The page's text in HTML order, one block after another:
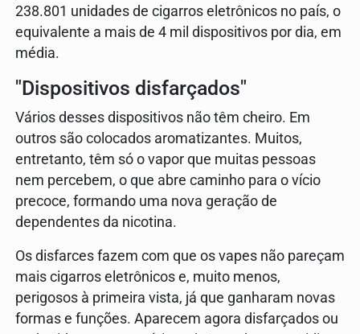
238.801 unidades de cigarros eletrônicos no país, o
equivalente a mais de 4 mil dispositivos por dia, em
média.
"Dispositivos disfarçados"
Vários desses dispositivos não têm cheiro. Em
outros são colocados aromatizantes. Muitos,
entretanto, têm só o vapor que muitas pessoas
nem percebem, o que abre caminho para o vício
precoce, formando uma nova geração de
dependentes da nicotina.
Os disfarces fazem com que os vapes não pareçam
mais cigarros eletrônicos e, muito menos,
perigosos à primeira vista, já que ganharam novas
formas e funções. Aparecem agora disfarçados ou